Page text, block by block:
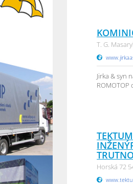
T. G.
Jirka & syn
ROMOTOP
Horská 72